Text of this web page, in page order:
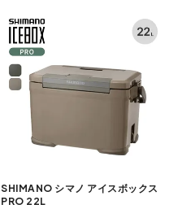
SHIMANO シマノ アイスボックス
PRO 22L